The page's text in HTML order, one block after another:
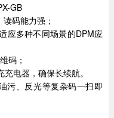
GB
码能力强；
应多种不同场景的DPM应
码；
电器，确保长续航。
污、反光等复杂码一扫即